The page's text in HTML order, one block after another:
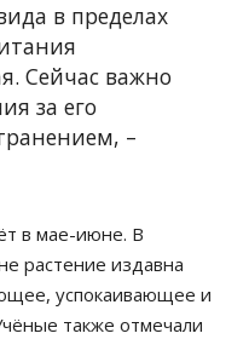
в пределах
Сейчас важно
за его
–
в мае-июне. В
растение издавна
успокаивающее и
также отмечали